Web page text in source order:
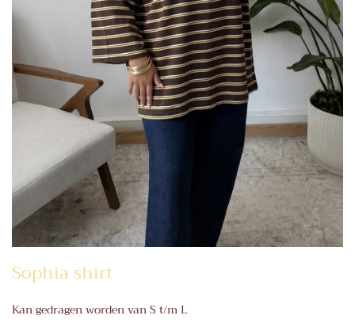
Sophia shirt
Kan gedragen worden van S t/m L